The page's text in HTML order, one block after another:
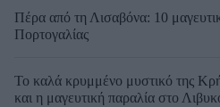
Πέρα από τη Λισαβόνα: 10
Πορτογαλίας
Το καλά κρυμμένο μυστικό της
και η μαγευτική παραλία στο